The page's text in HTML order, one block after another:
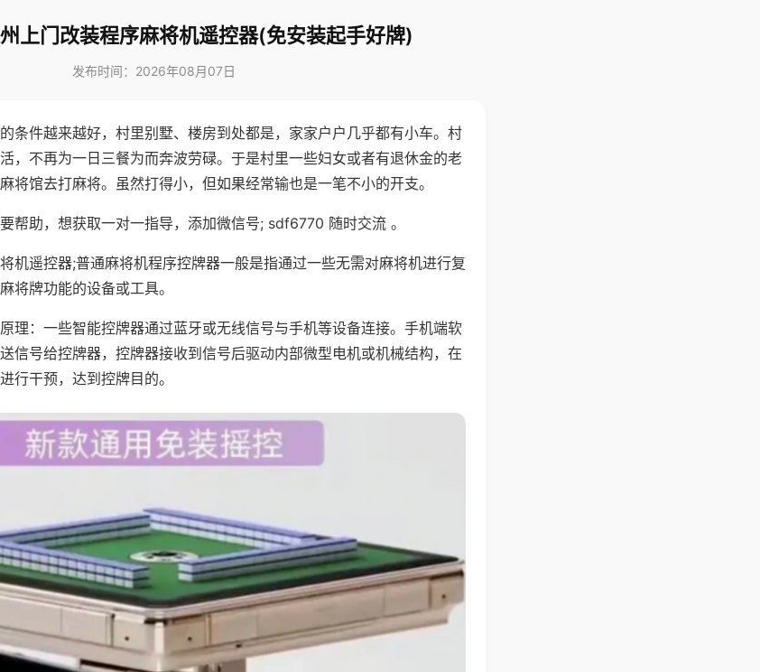
上门改装程序麻将机遥控器(免安装起手好牌)
发布时间：2026年08月07日
条件越来越好，村里别墅、楼房到处都是，家家户户几乎都有小车。村
，不再为一日三餐为而奔波劳碌。于是村里一些妇女或者有退休金的老
将馆去打麻将。虽然打得小，但如果经常输也是一笔不小的开支。
帮助，想获取一对一指导，添加微信号; sdf6770 随时交流 。
机遥控器;普通麻将机程序控牌器一般是指通过一些无需对麻将机进行复
将牌功能的设备或工具。
理：一些智能控牌器通过蓝牙或无线信号与手机等设备连接。手机端软
信号给控牌器，控牌器接收到信号后驱动内部微型电机或机械结构，在
行干预，达到控牌目的。